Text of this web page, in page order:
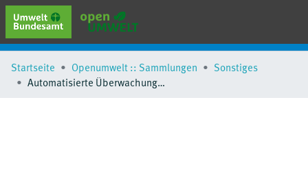
erweiterte Suche
Browse
Startseite Openumwelt :: Sammlungen
Sonstiges
Automatisierte Überwachung des Mess- und Steuerungssystems der Fließ- und Stillgewässer-Simulationsanlage im Umweltbundesamt Berlin Marienfelde